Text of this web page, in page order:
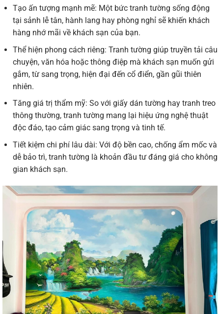
Tạo ấn tượng mạnh mẽ: Một bức tranh tường sống động
tại sảnh lễ tân, hành lang hay phòng nghỉ sẽ khiến khách
hàng nhớ mãi về khách sạn của bạn.
Thể hiện phong cách riêng: Tranh tường giúp truyền tải câu
chuyện, văn hóa hoặc thông điệp mà khách sạn muốn gửi
gắm, từ sang trọng, hiện đại đến cổ điển, gần gũi thiên
nhiên.
Tăng giá trị thẩm mỹ: So với giấy dán tường hay tranh treo
thông thường, tranh tường mang lại hiệu ứng nghệ thuật
độc đáo, tạo cảm giác sang trọng và tinh tế.
Tiết kiệm chi phí lâu dài: Với độ bền cao, chống ẩm mốc và
dễ bảo trì, tranh tường là khoản đầu tư đáng giá cho không
gian khách sạn.